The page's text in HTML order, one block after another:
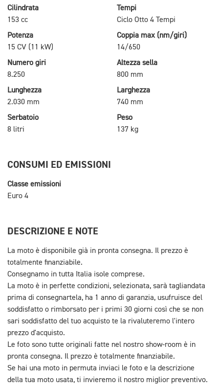
Cilindrata
153 cc
Tempi
Ciclo Otto 4 Tempi
Potenza
15 CV (11 kW)
Coppia max (nm/giri)
14/650
Numero giri
8.250
Altezza sella
800 mm
Lunghezza
2.030 mm
Larghezza
740 mm
Serbatoio
8 litri
Peso
137 kg
CONSUMI ED EMISSIONI
Classe emissioni
Euro 4
DESCRIZIONE E NOTE
La moto è disponibile già in pronta consegna. Il prezzo è
totalmente finanziabile.
Consegnamo in tutta Italia isole comprese.
La moto è in perfette condizioni, selezionata, sarà tagliandata
prima di consegnartela, ha 1 anno di garanzia, usufruisce del
soddisfatto o rimborsato per i primi 30 giorni così che se non
sari soddisfatto del tuo acquisto te la rivaluteremo l'intero
prezzo d'acquisto.
Le foto sono tutte originali fatte nel nostro show-room è in
pronta consegna. Il prezzo è totalmente finanziabile.
Se hai una moto in permuta inviaci le foto e la descrizione
della tua moto usata, ti invieremo il nostro miglior preventivo.